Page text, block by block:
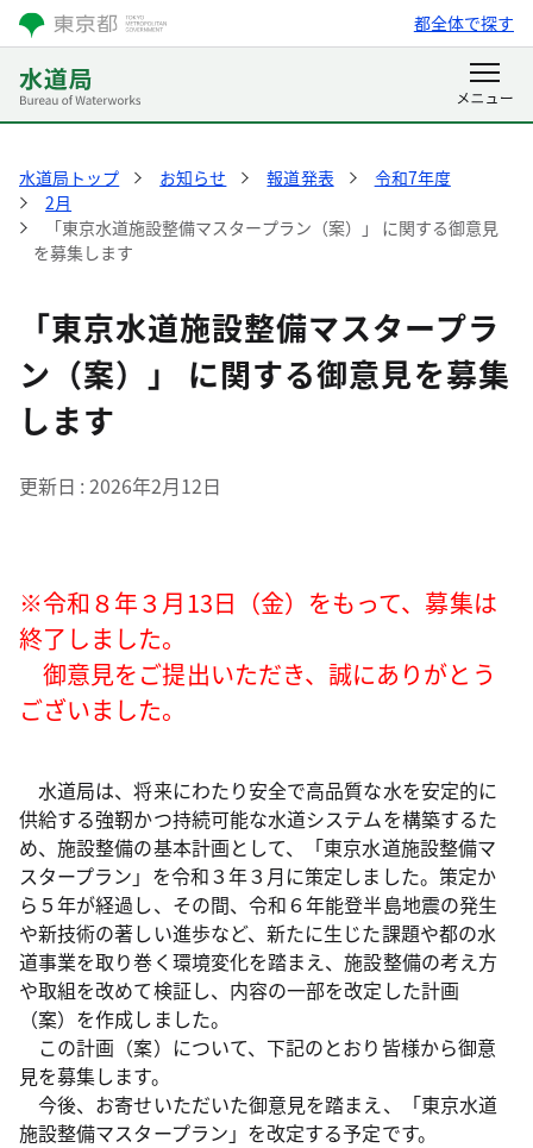
都全体で探す
水道局トップ お知らせ 報道発表
令和7年度
2月
「東京水道施設整備マスタープラン（案）」 に関する御意見
を募集します
「東京水道施設整備マスタープラ
ン（案）」 に関する御意見を募集
します
更新日 2026年2月12日
※令和８年３月13日（金）をもって、募集は
終了しました。
御意見をご提出いただき、誠にありがとう
ございました。
水道局は、将来にわたり安全で高品質な水を安定的に
供給する強靭かつ持続可能な水道システムを構築するた
め、施設整備の基本計画として、「東京水道施設整備マ
スタープラン」を令和３年３月に策定しました。策定か
ら５年が経過し、その間、令和６年能登半島地震の発生
や新技術の著しい進歩など、新たに生じた課題や都の水
道事業を取り巻く環境変化を踏まえ、施設整備の考え方
や取組を改めて検証し、内容の一部を改定した計画
（案）を作成しました。
この計画（案）について、下記のとおり皆様から御意
見を募集します。
今後、お寄せいただいた御意見を踏まえ、「東京水道
施設整備マスタープラン」を改定する予定です。